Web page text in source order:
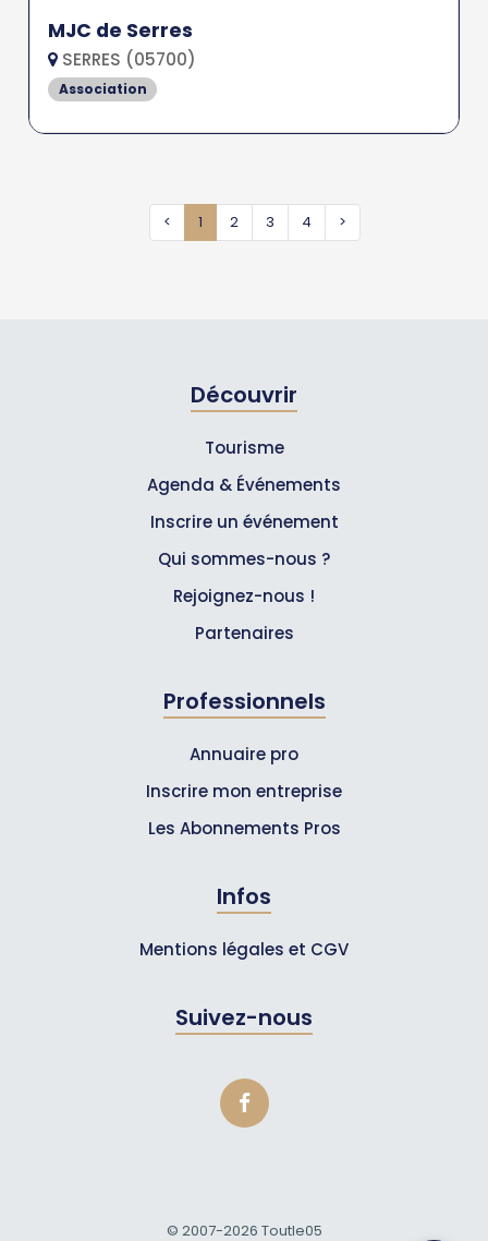
MJC de Serres
SERRES (05700)
Association
< 1 2 3 4 >
Découvrir
Tourisme
Agenda & Événements
Inscrire un événement
Qui sommes-nous ?
Rejoignez-nous !
Partenaires
Professionnels
Annuaire pro
Inscrire mon entreprise
Les Abonnements Pros
Infos
Mentions légales et CGV
Suivez-nous
© 2007-2026 Toutle05